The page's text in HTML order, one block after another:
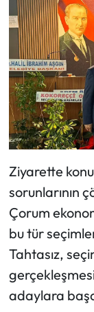
Ziyarette
sorunlarının
Çorum
bu tür
Tahtasız,
adaylara
Resmi İlan
Resmi
Sağlık
Siyaset
Spor
Sungurlu
Turizm
Yaşam